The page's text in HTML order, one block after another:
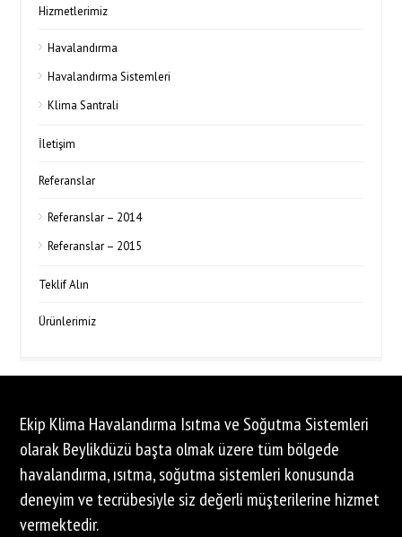
Hizmetlerimiz
Havalandırma
Havalandırma Sistemleri
Klima Santrali
İletişim
Referanslar
Referanslar – 2014
Referanslar – 2015
Teklif Alın
Ürünlerimiz
Ekip Klima Havalandırma Isıtma ve Soğutma Sistemleri
olarak Beylikdüzü başta olmak üzere tüm bölgede
havalandırma, ısıtma, soğutma sistemleri konusunda
deneyim ve tecrübesiyle siz değerli müşterilerine hizmet
vermektedir.